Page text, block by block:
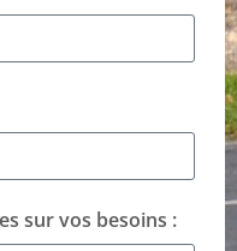
sur vos besoins :